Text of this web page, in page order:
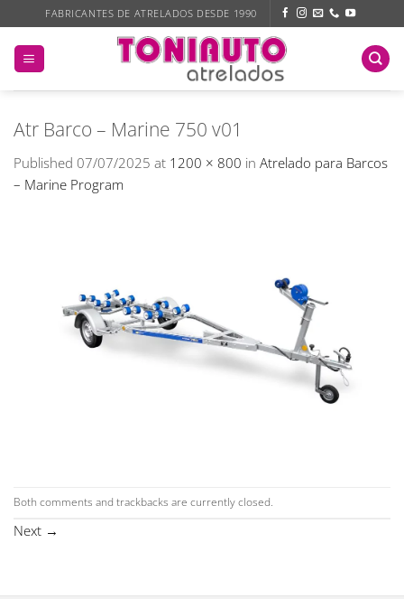
to
content
FABRICANTES DE ATRELADOS DESDE 1990
Atr Barco – Marine 750 v01
Published 07/07/2025 at 1200 × 800 in Atrelado para Barcos
– Marine Program
Both comments and trackbacks are currently closed.
Next →